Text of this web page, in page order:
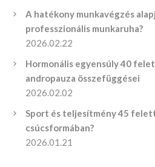
A hatékony munkavégzés
professzionális munkaruha?
2026.02.22
Hormonális egyensúly 40
andropauza összefüggései
2026.02.02
Sport és teljesítmény 45
csúcsformában?
2026.01.21